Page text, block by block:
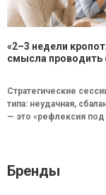
«2–3 недели
смысла проводить
Стратегические
типа: неудачная,
— это «рефлексия под
Бренды